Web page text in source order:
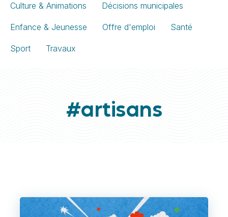
Culture & Animations Décisions municipales
Enfance & Jeunesse Offre d'emploi Santé
Sport Travaux
#artisans